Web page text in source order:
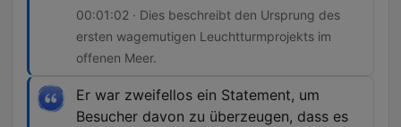
00:01:02 · Dies beschreibt den Ursprung des
ersten wagemutigen Leuchtturmprojekts im
offenen Meer.
Er war zweifellos ein Statement, um
Besucher davon zu überzeugen, dass es